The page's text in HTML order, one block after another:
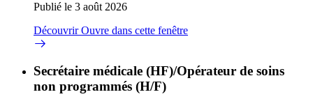
Publié le 3 août 2026
DécouvrirOuvre dans cette fenêtre
Secrétaire médicale (HF)/Opérateur de soins
non programmés (H/F)